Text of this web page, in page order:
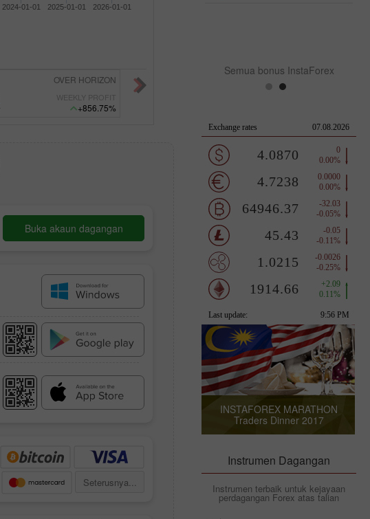
2024-01-01 2025-01-01 2026-01-01
Diegohrocha
WEEKLY PROFIT
+521.92%
Buka akaun dagangan
Seterusnya...
Semua bonus InstaForex
INSTAFOREX MARATHON
Traders Dinner 2017
Instrumen Dagangan
Instrumen terbaik untuk kejayaan
perdagangan Forex atas talian